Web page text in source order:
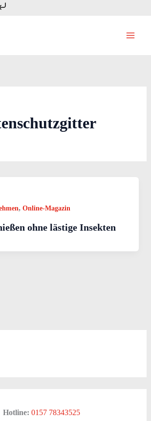
, Online-Magazin
ohne lästige Insekten
Hotline: 0157 78343525